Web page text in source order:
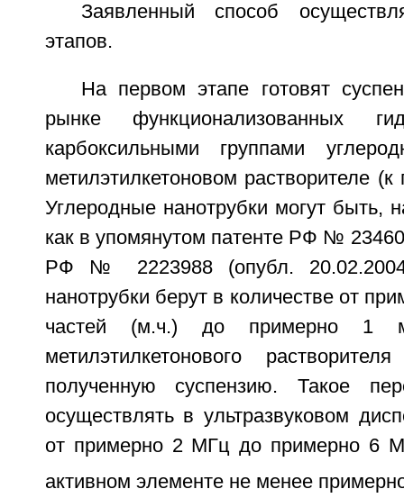
Заявленный способ
этапов.
На первом этапе готовят
рынке функционализованных
карбоксильными группами
метилэтилкетоновом растворителе
Углеродные нанотрубки могут быть,
как в упомянутом патенте РФ №
РФ № 2223988 (опубл.
нанотрубки берут в количестве от
частей (м.ч.) до примерно
метилэтилкетонового
полученную суспензию. Такое
осуществлять в ультразвуковом
от примерно 2 МГц до примерно 6
активном элементе не менее